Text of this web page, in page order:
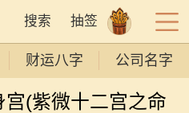
搜索 抽签
财运八字 公司名字
(紫微十二宫之命